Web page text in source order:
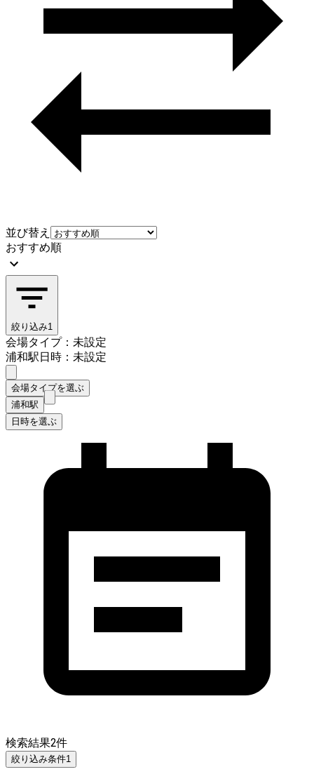
並び替え
おすすめ順
絞り込み1
会場タイプ：未設定
浦和駅日時：未設定
会場タイプを選ぶ
浦和駅
日時を選ぶ
検索結果2件
絞り込み条件1